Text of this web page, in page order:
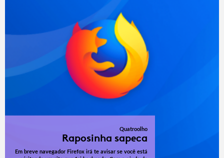
Quatroolho
Raposinha sapeca
Em breve navegador Firefox irá te avisar se você está